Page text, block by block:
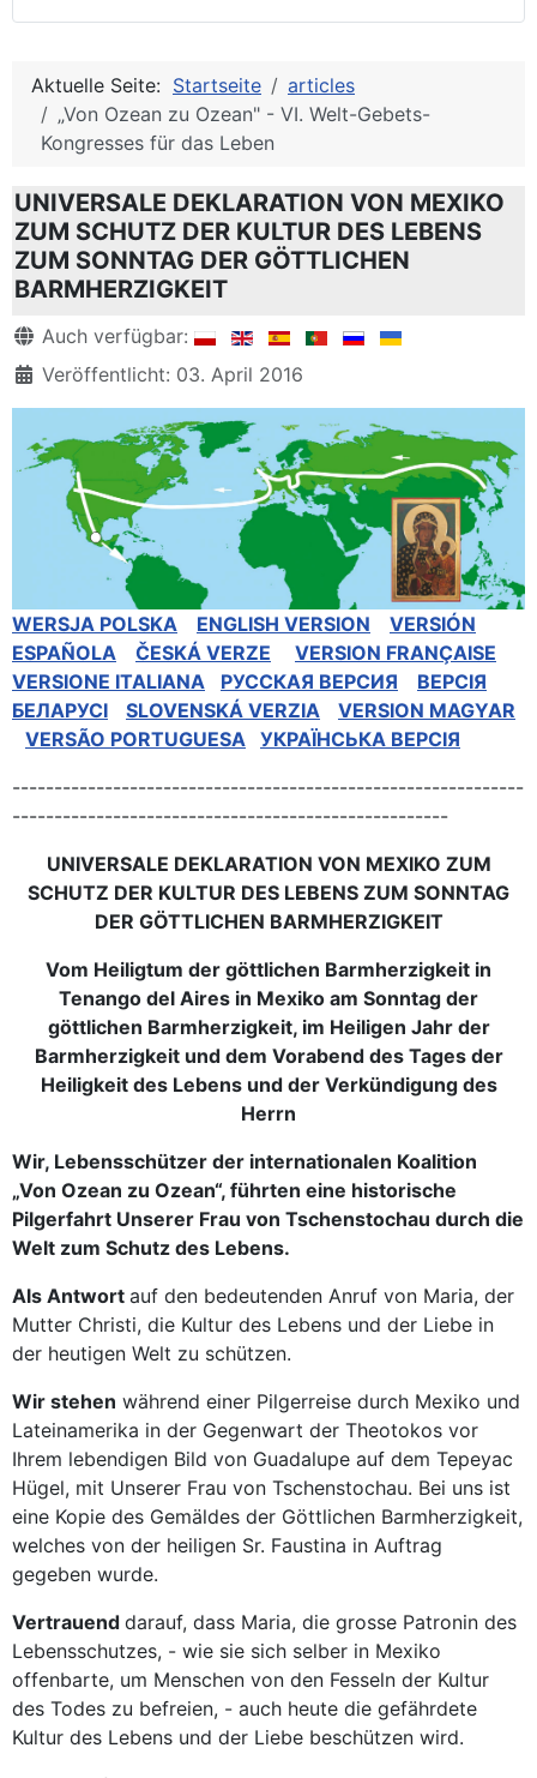
Aktuelle Seite: Startseite
articles
„Von Ozean zu Ozean" - VI. Welt-Gebets-
Kongresses für das Leben
UNIVERSALE DEKLARATION VON MEXIKO
ZUM SCHUTZ DER KULTUR DES LEBENS
ZUM SONNTAG DER GÖTTLICHEN
BARMHERZIGKEIT
DetailsAuch verfügbar:
Veröffentlicht: 03. April 2016
WERSJA POLSKA ENGLISH VERSION
VERSIÓN
ESPAÑOLA
ČESKÁ VERZE
VERSION FRANÇAISE
VERSIONE ITALIANA
РУССКАЯ BЕРСИЯ
BEPCIЯ
БЕЛАРУСІ
SLOVENSKÁ VERZIA
VERSION MAGYAR
VERSÃO PORTUGUESA УКРАЇНСЬКА ВЕРСІЯ
-------------------------------------------------------------
----------------------------------------------------
UNIVERSALE DEKLARATION VON MEXIKO ZUM
SCHUTZ DER KULTUR DES LEBENS ZUM SONNTAG
DER GÖTTLICHEN BARMHERZIGKEIT
Vom Heiligtum der göttlichen Barmherzigkeit in
Tenango del Aires in Mexiko am Sonntag der
göttlichen Barmherzigkeit, im Heiligen Jahr der
Barmherzigkeit und dem Vorabend des Tages der
Heiligkeit des Lebens und der Verkündigung des
Herrn
Wir, Lebensschützer der internationalen Koalition
„Von Ozean zu Ozean“, führten eine historische
Pilgerfahrt Unserer Frau von Tschenstochau durch die
Welt zum Schutz des Lebens.
Als Antwort auf den bedeutenden Anruf von Maria, der
Mutter Christi, die Kultur des Lebens und der Liebe in
der heutigen Welt zu schützen.
Wir stehen während einer Pilgerreise durch Mexiko und
Lateinamerika in der Gegenwart der Theotokos vor
Ihrem lebendigen Bild von Guadalupe auf dem Tepeyac
Hügel, mit Unserer Frau von Tschenstochau. Bei uns ist
eine Kopie des Gemäldes der Göttlichen Barmherzigkeit,
welches von der heiligen Sr. Faustina in Auftrag
gegeben wurde.
Vertrauend darauf, dass Maria, die grosse Patronin des
Lebensschutzes, - wie sie sich selber in Mexiko
offenbarte, um Menschen von den Fesseln der Kultur
des Todes zu befreien, - auch heute die gefährdete
Kultur des Lebens und der Liebe beschützen wird.